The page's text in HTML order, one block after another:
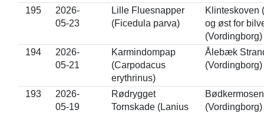
195
2026-
05-23
Lille Fluesnapper
(Ficedula parva)
Klinteskoven
og øst for
(Vordingborg)
194
2026-
05-21
Karmindompap
(Carpodacus
erythrinus)
Ålebæk
(Vordingborg)
193
2026-
05-19
Rødrygget
Tornskade (Lanius
Bødkermosen
(Vordingborg)